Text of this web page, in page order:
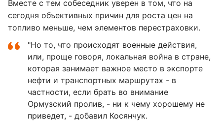
Вместе с тем собеседник уверен в том, что на
сегодня объективных причин для роста цен на
топливо меньше, чем элементов перестраховки.
"Но то, что происходят военные действия,
или, проще говоря, локальная война в стране,
которая занимает важное место в экспорте
нефти и транспортных маршрутах - в
частности, если брать во внимание
Ормузский пролив, - ни к чему хорошему не
приведет, - добавил Косянчук.